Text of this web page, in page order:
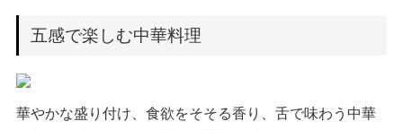
五感で楽しむ中華料理
華やかな盛り付け、食欲をそそる香り、舌で味わう中華